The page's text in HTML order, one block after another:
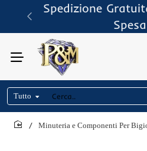
Spedizione
Spesa
Tutto
Cerca..
Minuteria e Componenti Per